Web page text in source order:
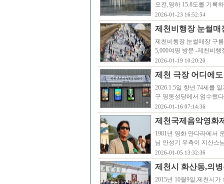
오전,영하 15.8도를 기록
2026-01-23 16:52:54
제천비행장 눈썰
제천비행장 눈썰매장 구
5,000여명 방문 -제천비
2026-01-19 10:20:20
제천 극장 어디에
2026.1.5일 향년 74세를
구 명동성당에서 엄수됐
2026-01-16 07:14:36
제천국제음악영화
1981년 영화 만다라에서
님 안성기 우측이 지산스
2026-01-05 13:32:36
제천시 화산동,의
2015년 10월9일,제천시